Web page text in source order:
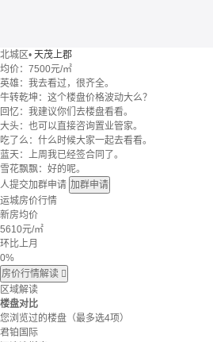
北城区• 天茂上郡
均价： 7500元/㎡
英雄：我去看过，很齐全。
牛转乾坤：这个楼盘价格波动大么？
回忆：我建议你们去楼盘看看。
大头：也可以直接咨询置业管家。
吃了么：什么时候大家一起去看看。
蓝天：上周我已经签合同了。
雪花飘飘：好的呢。
人提交加群申请 加群申请
运城房价行情
新房均价
5610元/㎡
环比上月
0%
房价行情解读 
区域解读
楼盘对比
您浏览过的楼盘 （最多选4项）
君铂国际